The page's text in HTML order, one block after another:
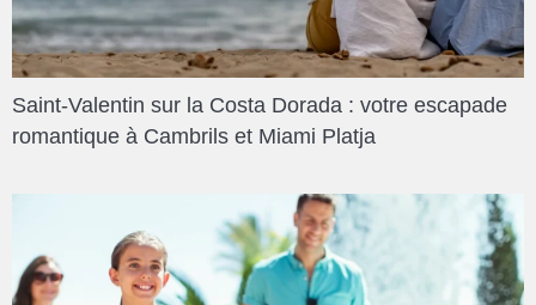
Saint-Valentin sur la Costa Dorada : votre escapade
romantique à Cambrils et Miami Platja